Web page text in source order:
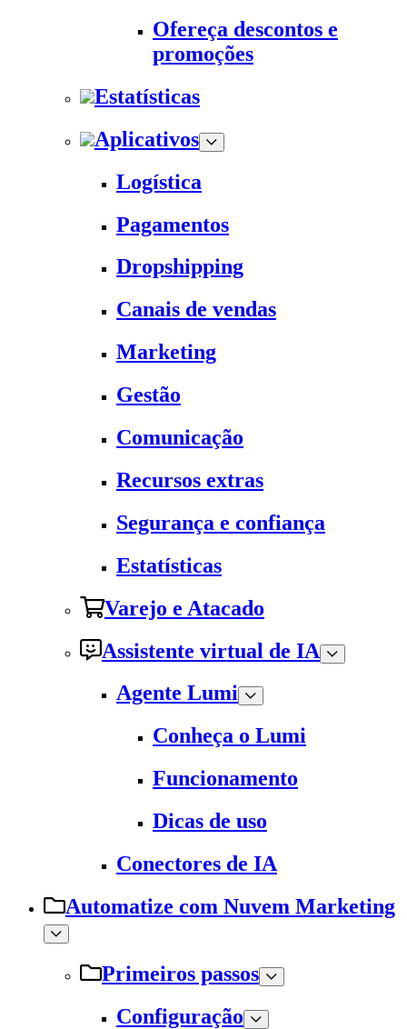
Ofereça descontos e
promoções
Estatísticas
Aplicativos
Logística
Pagamentos
Dropshipping
Canais de vendas
Marketing
Gestão
Comunicação
Recursos extras
Segurança e confiança
Estatísticas
Varejo e Atacado
Assistente virtual de IA
Agente Lumi
Conheça o Lumi
Funcionamento
Dicas de uso
Conectores de IA
Automatize com Nuvem Marketing
Primeiros passos
Configuração